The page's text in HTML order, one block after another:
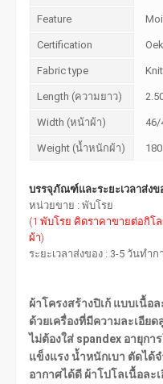
Feature
Certification
Fabric type
Length (ความยาว)
Width (หน้าผ้า) 46/
Weight (น้ำหนักผ้า)
บรรจุภัณฑ์และระยะเวลาส่งข
หน่วยขาย : พับโรย
(1 พับโรย คิดราคาขายต่อกิ
ผ้า)
ระยะเวลาส่งของ : 3-5 วันท
ผ้าโครงสร้างปิเก้ แบบเนื้อ
ด้วยเครื่องที่มีความละเอีย
ไม่ต้องใส่ spandex อายุก
แข็งแรง น้ำหนักเบา ตัดได้
อากาศได้ดี ผ้าโปโลเนื้อละ